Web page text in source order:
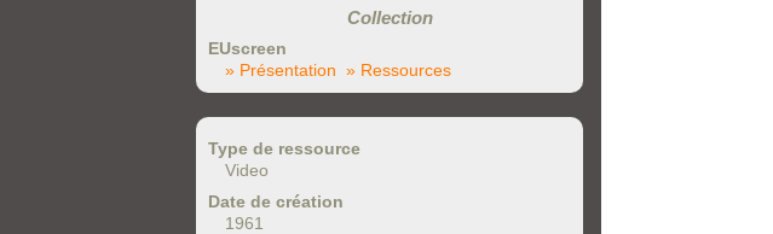
Collection
EUscreen
» Présentation » Ressources
Type de ressource
Video
Date de création
1961